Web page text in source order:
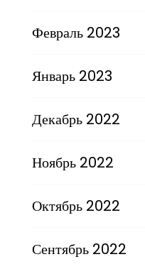
Февраль 2023
Январь 2023
Декабрь 2022
Ноябрь 2022
Октябрь 2022
Сентябрь 2022